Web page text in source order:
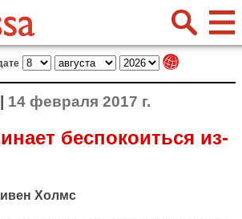
14 февраля 2017 г.
беспокоиться из-
Холмс